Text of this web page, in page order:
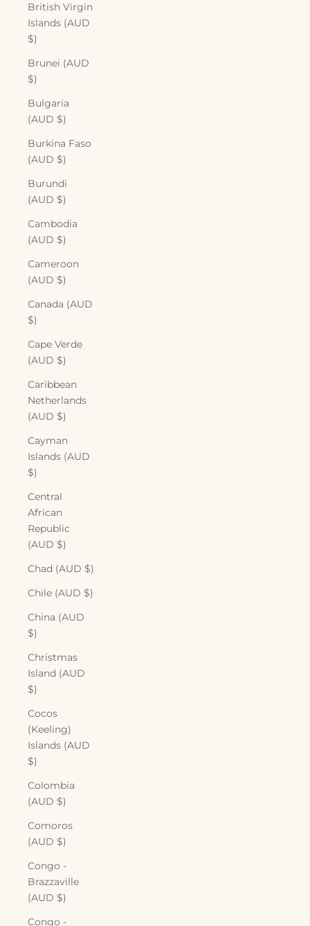
British Virgin
Islands (AUD
$)
Brunei (AUD
$)
Bulgaria
(AUD $)
Burkina Faso
(AUD $)
Burundi
(AUD $)
Cambodia
(AUD $)
Cameroon
(AUD $)
Canada (AUD
$)
Cape Verde
(AUD $)
Caribbean
Netherlands
(AUD $)
Cayman
Islands (AUD
$)
Central
African
Republic
(AUD $)
Chad (AUD $)
Chile (AUD $)
China (AUD
$)
Christmas
Island (AUD
$)
Cocos
(Keeling)
Islands (AUD
$)
Colombia
(AUD $)
Comoros
(AUD $)
Congo -
Brazzaville
(AUD $)
Congo -